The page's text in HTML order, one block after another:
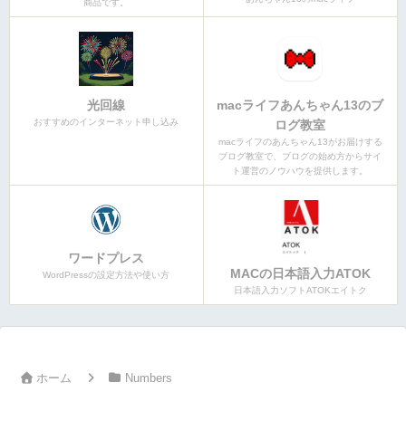
商品です。
光回線
おすすめのインターネット申し込み
macライフあんちゃん13のブ
ログ教室
macライフのあんちゃん13がお届けする
ブログ教室で、ブログの始め方からサイ
ト運営のノウハウを提供します。
ワードプレス
WordPressの設定方法や使い方 MACの日本語入力ATOK
日本語入力ソフトATOKエイトク
ホーム Numbers